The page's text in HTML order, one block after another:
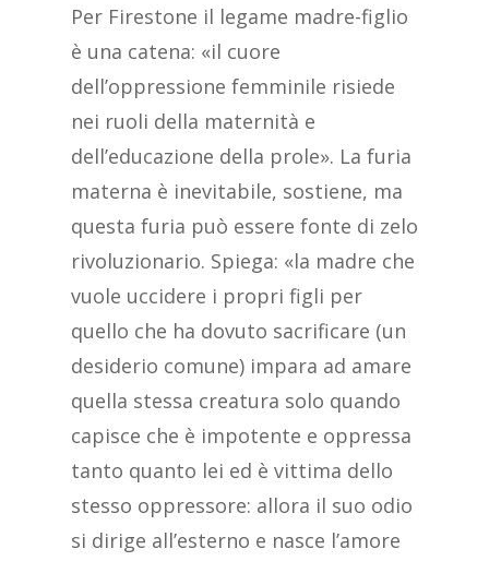
Per Firestone il legame madre-figlio
è una catena: «il cuore
dell’oppressione femminile risiede
nei ruoli della maternità e
dell’educazione della prole». La furia
materna è inevitabile, sostiene, ma
questa furia può essere fonte di zelo
rivoluzionario. Spiega: «la madre che
vuole uccidere i propri figli per
quello che ha dovuto sacrificare (un
desiderio comune) impara ad amare
quella stessa creatura solo quando
capisce che è impotente e oppressa
tanto quanto lei ed è vittima dello
stesso oppressore: allora il suo odio
si dirige all’esterno e nasce l’amore